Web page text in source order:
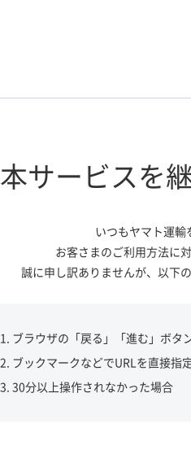
本サービスを
いつもヤマト運輸
お客さまのご利用方法に
誠に申し訳ありませんが、 以下
ブラウザの「戻る」「進む」ボタ
ブックマークなどでURLを直接指
30分以上操作されなかった場合